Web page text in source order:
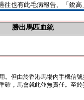
往也有此毛病報告。「銳高
勝出馬匹血統
。但由於香港馬場內手機信
，馬會就此並無責任。至於